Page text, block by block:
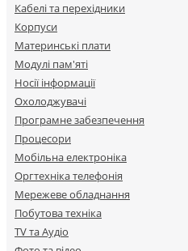
Кабелі та перехідники
Корпуси
Материнські плати
Модулі пам'яті
Носії інформації
Охолоджувачі
Програмне забезпечення
Процесори
Мобільна електроніка
Оргтехніка телефонія
Мережеве обладнання
Побутова техніка
TV та Аудіо